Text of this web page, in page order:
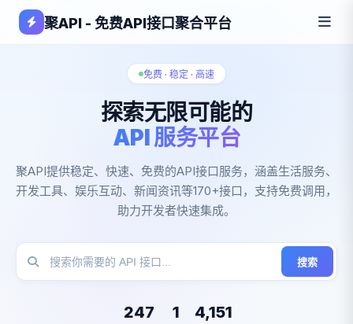
聚API - 免费API接口聚合平台
免费 · 稳定 · 高速
探索无限可能的
API 服务平台
聚API提供稳定、快速、免费的API接口服务，涵盖生活服务、
开发工具、娱乐互动、新闻资讯等170+接口，支持免费调用，
助力开发者快速集成。
搜索
247 1 4,151